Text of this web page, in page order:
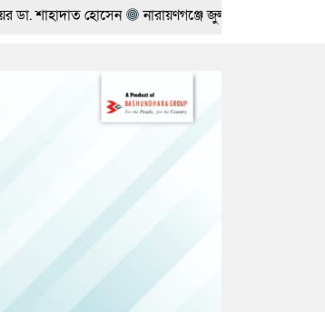
নারায়ণগঞ্জে জুলাই গণঅভ্যুত্থান দিবস উপলক্ষে শহিদ